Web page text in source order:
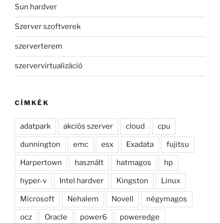
Sun hardver
Szerver szoftverek
szerverterem
szervervirtualizáció
CÍMKÉK
adatpark akciós szerver cloud cpu
dunnington emc esx Exadata fujitsu
Harpertown használt hatmagos hp
hyper-v Intel hardver Kingston Linux
Microsoft Nehalem Novell négymagos
ocz Oracle power6 poweredge